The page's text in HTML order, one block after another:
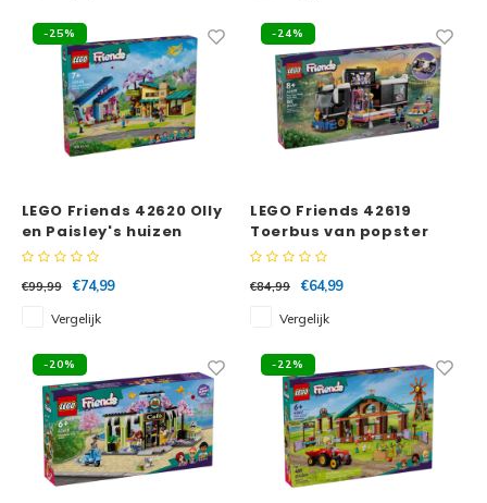
-25%
LEGO Friends 42620 Olly
en Paisley's huizen
€99,99
€74,99
Vergelijk
-24%
LEGO Friends 42619
Toerbus van popster
€84,99
€64,99
Vergelijk
-20% -22%